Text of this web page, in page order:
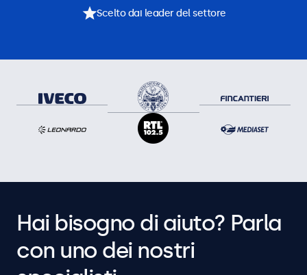
Scelto dai leader del settore
Hai bisogno di aiuto? Parla
con uno dei nostri